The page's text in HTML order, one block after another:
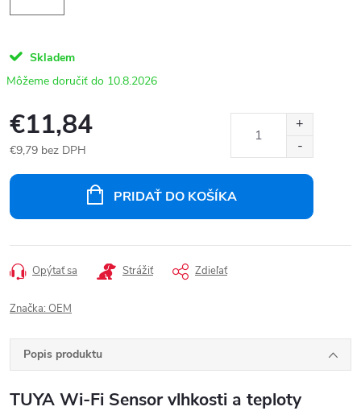
Skladem
10.8.2026
€11,84
€9,79 bez DPH
PRIDAŤ DO KOŠÍKA
Opýtať sa Strážiť Zdieľať
Značka: OEM
Popis produktu
TUYA Wi-Fi Sensor vlhkosti a teploty